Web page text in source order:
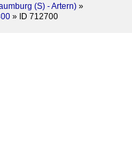
(S) - Artern) »
» ID 712700